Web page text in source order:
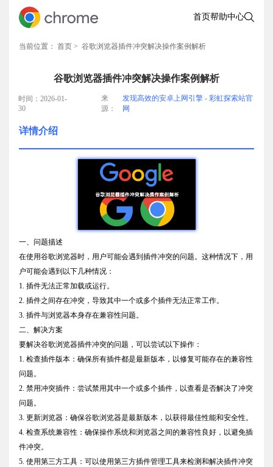
首页帮助中心
当前位置： 首页 > 谷歌浏览器插件冲突解决操作案例解析
谷歌浏览器插件冲突解决操作案例解析
时间：2026-01-
30
来
源：
发现高效的安卓上网引擎 - 彩虹探索站官
网
详情介绍
一、问题描述
在使用谷歌浏览器时，用户可能会遇到插件冲突的问题。这种情况下，用
户可能会遇到以下几种情况：
1. 插件无法正常加载或运行。
2. 插件之间存在冲突，导致其中一个或多个插件无法正常工作。
3. 插件与浏览器本身存在兼容性问题。
二、解决方案
要解决谷歌浏览器插件冲突的问题，可以尝试以下操作：
1. 检查插件版本：确保所有插件都是最新版本，以修复可能存在的兼容性
问题。
2. 禁用冲突插件：尝试禁用其中一个或多个插件，以查看是否解决了冲突
问题。
3. 更新浏览器：确保谷歌浏览器是最新版本，以获得最佳性能和安全性。
4. 检查系统兼容性：确保操作系统和浏览器之间的兼容性良好，以避免插
件冲突。
5. 使用第三方工具：可以使用第三方插件管理工具来检测和解决插件冲突